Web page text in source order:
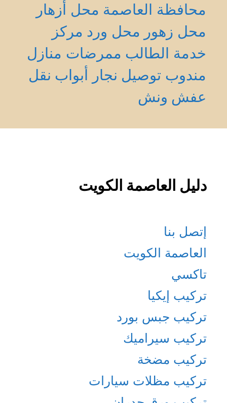
محافظة العاصمة محل أزهار
محل زهور محل ورد مركز
خدمة الطالب ممرضات منازل
مندوب توصيل نجار أبواب نقل
عفش ونش
دليل العاصمة الكويت
إتصل بنا
العاصمة الكويت
تاكسي
تركيب إيكيا
تركيب جبس بورد
تركيب سيراميك
تركيب مضخة
تركيب مظلات سيارات